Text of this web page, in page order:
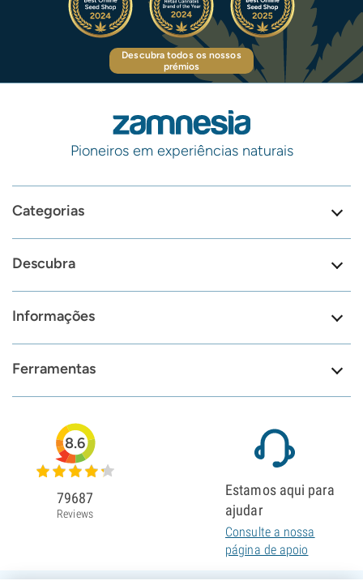
Descubra todos os nossos
prémios
Pioneiros em experiências naturais
Categorias
Descubra
Informações
Ferramentas
8.6
79687
Reviews
Estamos aqui para
ajudar
Consulte a nossa
página de apoio